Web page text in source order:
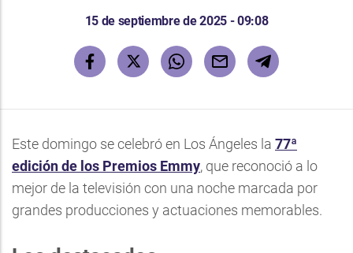
15 de septiembre de 2025 - 09:08
Este domingo se celebró en Los Ángeles la 77ª
edición de los Premios Emmy, que reconoció a lo
mejor de la televisión con una noche marcada por
grandes producciones y actuaciones memorables.